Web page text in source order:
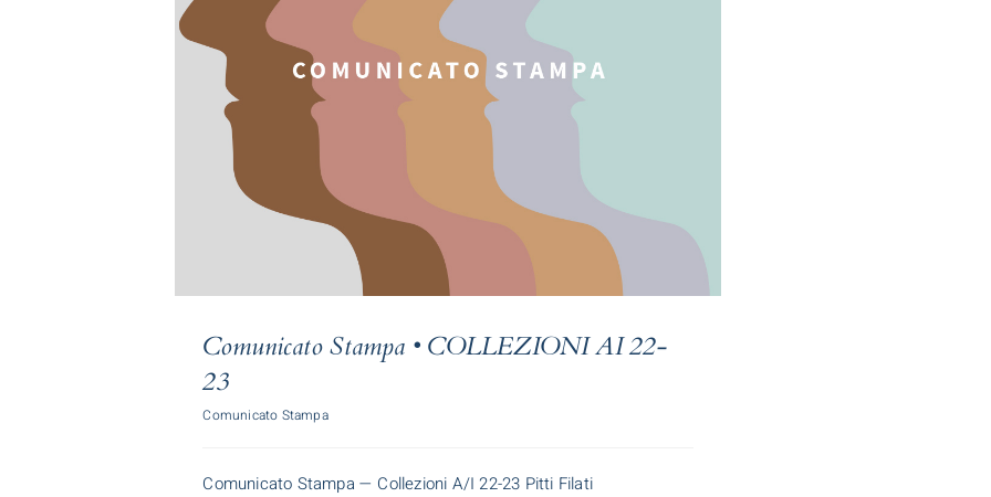
Comunicato Stampa • COLLEZIONI AI 22-
23
Comunicato Stampa
Comunicato Stampa — Collezioni A/I 22-23 Pitti Filati